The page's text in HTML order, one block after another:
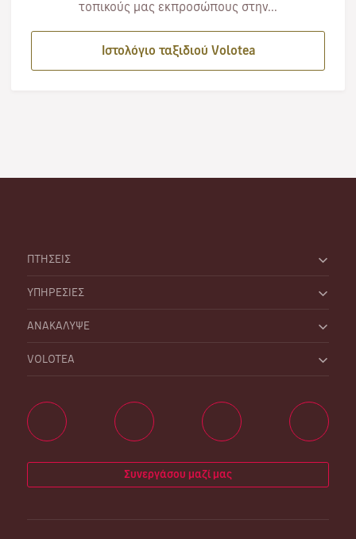
τοπικούς μας εκπροσώπους στην...
Ιστολόγιο ταξιδιού Volotea
ΠΤΗΣΕΙΣ
ΥΠΗΡΕΣΙΕΣ
ΑΝΑΚΑΛΥΨΕ
VOLOTEA
Συνεργάσου μαζί μας